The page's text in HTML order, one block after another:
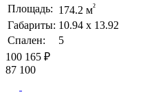
Площадь: 174.2 м²
Габариты: 10.94 х 13.92
Спален:
5
100 165 ₽
87 100